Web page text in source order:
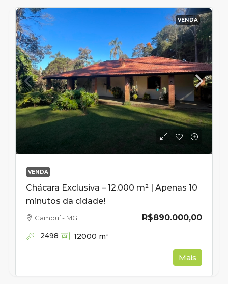
VENDA
VENDA
Chácara Exclusiva – 12.000 m² | Apenas 10
minutos da cidade!
R$890.000,00
Cambuí - MG
2498 12000 m²
Mais